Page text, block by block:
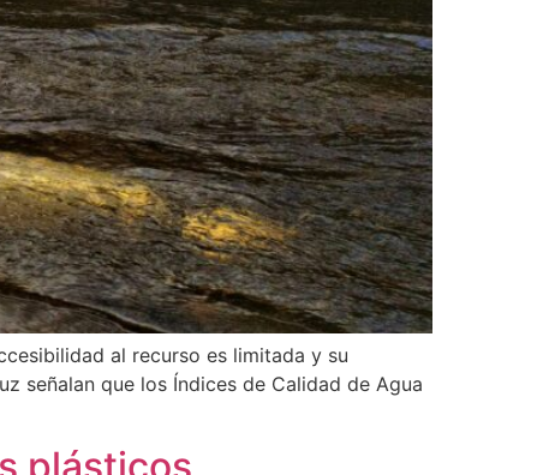
al recurso es limitada y su
señalan que los Índices de Calidad de Agua